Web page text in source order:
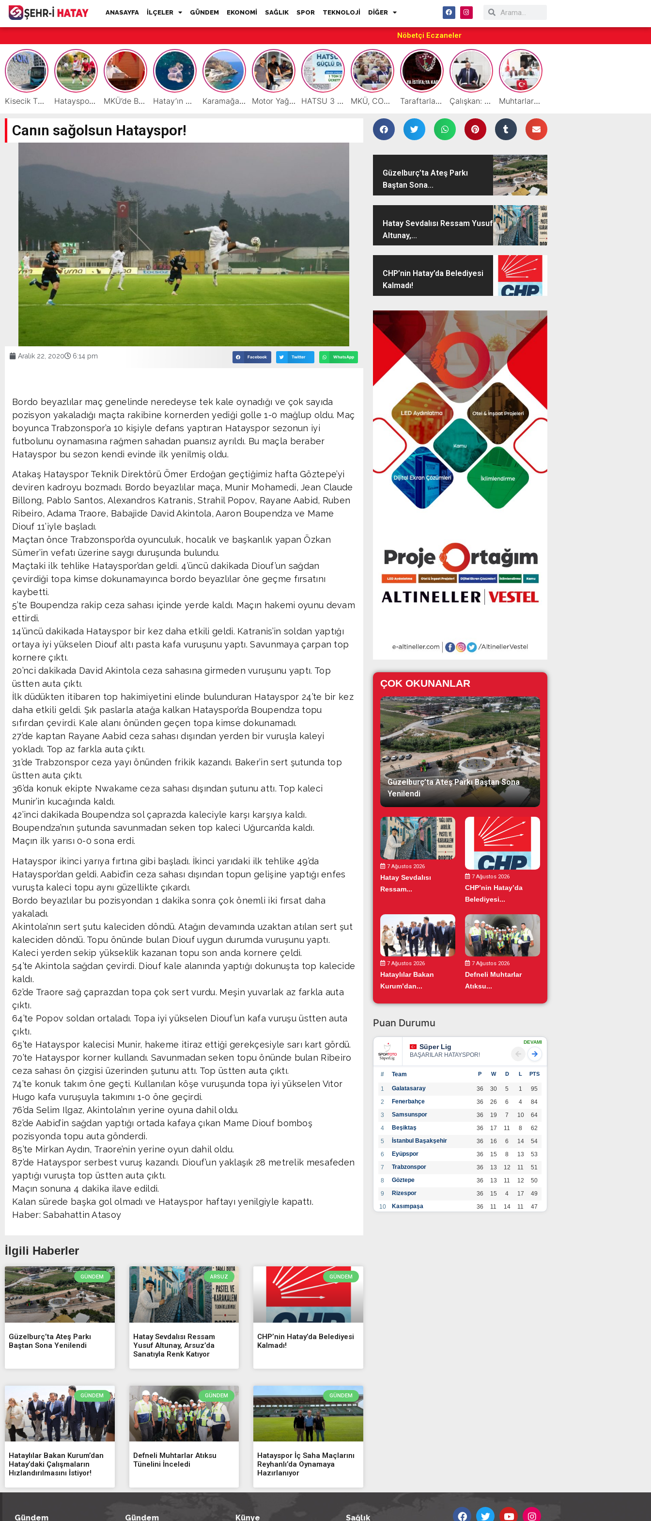
ANASAYFA İLÇELER GÜNDEM EKONOMİ SAĞLIK SPOR TEKNOLOJİ DİĞER
Nöbetçi Eczaneler
Kisecik TOKİ’lere Toplu Ulaşım Hizmeti Başladı Hatayspor’daki büyük kriz gençler için büyük bir fırsat MKÜ’de BAP ve TÜBİTAK 1001 Projeleri Masaya Yatırıldı Hatay’ın Deniz ve Sahillerini Kirleten Tesislere Ceza Yağdı! Karamağara Koyu Doğu Akdeniz’in Turizm Yıldızı Oluyor Motor Yağı ve Aküde Güvenilir Hizmet Antakya’da Başladı HATSU 3 İlçede Ağustos Ayı Faturalarında Bir Ton Suyu Ücretsiz Tanımladı MKÜ, COP31 Hazırlık Sürecinde Bilim Diplomasisine Katkı Sunacak Taraftarlar Sessizlik değil ÇÖZÜM istiyor Çalışkan: “Gazze Elden Gidiyor, Garantörler Daha Ne Bekliyor?” Muhtarlardan HATSO’ya Ziyaret
Canın sağolsun Hatayspor!
Aralık 22, 2020 6:14 pm Facebook Twitter WhatsApp
Bordo beyazlılar maç genelinde neredeyse tek kale oynadığı ve çok sayıda
pozisyon yakaladığı maçta rakibine kornerden yediği golle 1-0 mağlup oldu. Maç
boyunca Trabzonspor’a 10 kişiyle defans yaptıran Hatayspor sezonun iyi
futbolunu oynamasına rağmen sahadan puansız ayrıldı. Bu maçla beraber
Hatayspor bu sezon kendi evinde ilk yenilmiş oldu.
Atakaş Hatayspor Teknik Direktörü Ömer Erdoğan geçtiğimiz hafta Göztepe’yi
deviren kadroyu bozmadı. Bordo beyazlılar maça, Munir Mohamedi, Jean Claude
Billong, Pablo Santos, Alexandros Katranis, Strahil Popov, Rayane Aabid, Ruben
Ribeiro, Adama Traore, Babajide David Akintola, Aaron Boupendza ve Mame
Diouf 11’iyle başladı.
Maçtan önce Trabzonspor’da oyunculuk, hocalık ve başkanlık yapan Özkan
Sümer’in vefatı üzerine saygı duruşunda bulundu.
Maçtaki ilk tehlike Hatayspor’dan geldi. 4’üncü dakikada Diouf’un sağdan
çevirdiği topa kimse dokunamayınca bordo beyazlılar öne geçme fırsatını
kaybetti.
5’te Boupendza rakip ceza sahası içinde yerde kaldı. Maçın hakemi oyunu devam
ettirdi.
14’üncü dakikada Hatayspor bir kez daha etkili geldi. Katranis’in soldan yaptığı
ortaya iyi yükselen Diouf altı pasta kafa vuruşunu yaptı. Savunmaya çarpan top
kornere çıktı.
20’nci dakikada David Akintola ceza sahasına girmeden vuruşunu yaptı. Top
üstten auta çıktı.
İlk düdükten itibaren top hakimiyetini elinde bulunduran Hatayspor 24’te bir kez
daha etkili geldi. Şık paslarla atağa kalkan Hatayspor’da Boupendza topu
sıfırdan çevirdi. Kale alanı önünden geçen topa kimse dokunamadı.
27’de kaptan Rayane Aabid ceza sahası dışından yerden bir vuruşla kaleyi
yokladı. Top az farkla auta çıktı.
31’de Trabzonspor ceza yayı önünden frikik kazandı. Baker’in sert şutunda top
üstten auta çıktı.
36’da konuk ekipte Nwakame ceza sahası dışından şutunu attı. Top kaleci
Munir’in kucağında kaldı.
42’inci dakikada Boupendza sol çaprazda kaleciyle karşı karşıya kaldı.
Boupendza’nın şutunda savunmadan seken top kaleci Uğurcan’da kaldı.
Maçın ilk yarısı 0-0 sona erdi.
Hatayspor ikinci yarıya fırtına gibi başladı. İkinci yarıdaki ilk tehlike 49’da
Hatayspor’dan geldi. Aabid’in ceza sahası dışından topun gelişine yaptığı enfes
vuruşta kaleci topu aynı güzellikte çıkardı.
Bordo beyazlılar bu pozisyondan 1 dakika sonra çok önemli iki fırsat daha
yakaladı.
Akintola’nın sert şutu kaleciden döndü. Atağın devamında uzaktan atılan sert şut
kaleciden döndü. Topu önünde bulan Diouf uygun durumda vuruşunu yaptı.
Kaleci yerden sekip yükseklik kazanan topu son anda kornere çeldi.
54’te Akintola sağdan çevirdi. Diouf kale alanında yaptığı dokunuşta top kalecide
kaldı.
62’de Traore sağ çaprazdan topa çok sert vurdu. Meşin yuvarlak az farkla auta
çıktı.
64’te Popov soldan ortaladı. Topa iyi yükselen Diouf’un kafa vuruşu üstten auta
çıktı.
65’te Hatayspor kalecisi Munir, hakeme itiraz ettiği gerekçesiyle sarı kart gördü.
70’te Hatayspor korner kullandı. Savunmadan seken topu önünde bulan Ribeiro
ceza sahası ön çizgisi üzerinden şutunu attı. Top üstten auta çıktı.
74’te konuk takım öne geçti. Kullanılan köşe vuruşunda topa iyi yükselen Vıtor
Hugo kafa vuruşuyla takımını 1-0 öne geçirdi.
76’da Selim Ilgaz, Akintola’nın yerine oyuna dahil oldu.
82’de Aabid’in sağdan yaptığı ortada kafaya çıkan Mame Diouf bomboş
pozisyonda topu auta gönderdi.
85’te Mirkan Aydın, Traore’nin yerine oyun dahil oldu.
87’de Hatayspor serbest vuruş kazandı. Diouf’un yaklaşık 28 metrelik mesafeden
yaptığı vuruşta top üstten auta çıktı.
Maçın sonuna 4 dakika ilave edildi.
Kalan sürede başka gol olmadı ve Hatayspor haftayı yenilgiyle kapattı.
Haber: Sabahattin Atasoy
İlgili Haberler
GÜNDEM
Güzelburç’ta Ateş Parkı
Baştan Sona Yenilendi
ARSUZ
Hatay Sevdalısı Ressam
Yusuf Altunay, Arsuz’da
Sanatıyla Renk Katıyor
GÜNDEM
CHP’nin Hatay’da Belediyesi
Kalmadı!
GÜNDEM
Hataylılar Bakan Kurum’dan
Hatay’daki Çalışmaların
Hızlandırılmasını İstiyor!
GÜNDEM
Defneli Muhtarlar Atıksu
Tünelini İnceledi
GÜNDEM
Hatayspor İç Saha Maçlarını
Reyhanlı’da Oynamaya
Hazırlanıyor
Güzelburç’ta Ateş Parkı
Baştan Sona...
Hatay Sevdalısı Ressam Yusuf
Altunay,...
CHP’nin Hatay’da Belediyesi
Kalmadı!
ÇOK OKUNANLAR
Güzelburç’ta Ateş Parkı Baştan Sona
Yenilendi
7 Ağustos 2026
Hatay Sevdalısı
Ressam...
7 Ağustos 2026
CHP’nin Hatay’da
Belediyesi...
7 Ağustos 2026
Hataylılar Bakan
Kurum’dan...
7 Ağustos 2026
Defneli Muhtarlar
Atıksu...
Puan Durumu
Süper Lig
BAŞARILAR HATAYSPOR!
DEVAMI
# Team P W D L PTS
1 Galatasaray 36 30 5 1
95
2
Fenerbahçe 36 26 6 4
84
3
Samsunspor 36 19 7 10
64
4
Beşiktaş 36 17 11 8
62
5
İstanbul Başakşehir 36 16 6 14
54
6
Eyüpspor 36 15 8 13
53
7
Trabzonspor 36 13 12 11
51
8
Göztepe 36 13 11 12
50
9
Rizespor 36 15 4 17
49
10
Kasımpaşa 36 11 14 11
47
Gündem Gündem Künye Sağlık